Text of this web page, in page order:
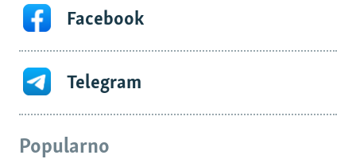
Facebook
Telegram
Popularno